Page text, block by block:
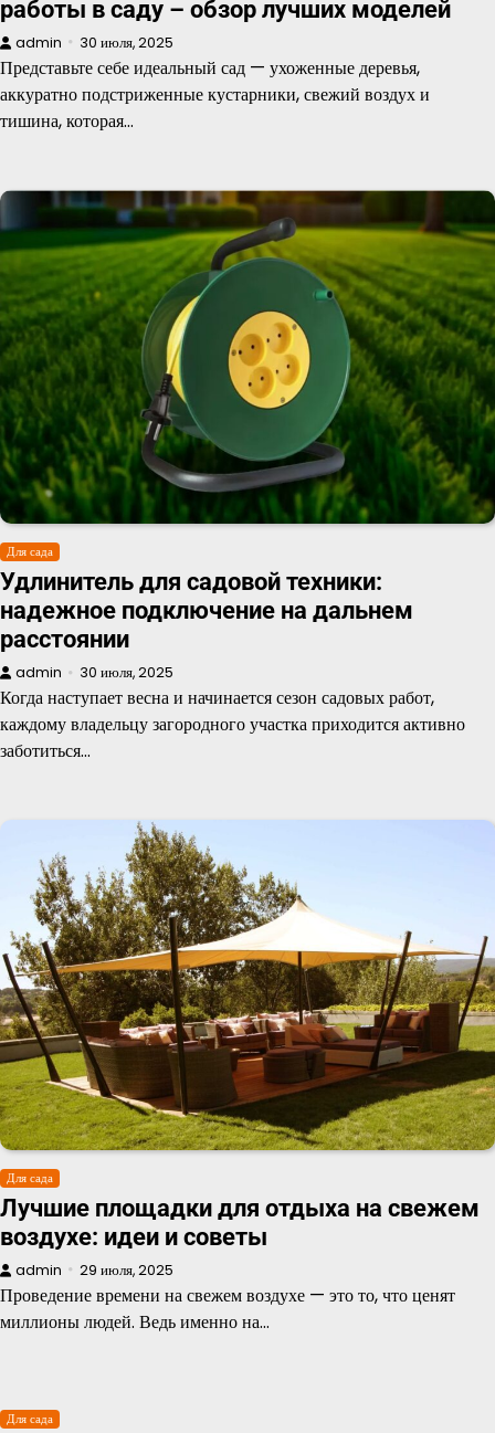
работы в саду – обзор лучших моделей
admin 30 июля, 2025
Представьте себе идеальный сад — ухоженные деревья,
аккуратно подстриженные кустарники, свежий воздух и
тишина, которая…
Для сада
Удлинитель для садовой техники:
надежное подключение на дальнем
расстоянии
admin 30 июля, 2025
Когда наступает весна и начинается сезон садовых работ,
каждому владельцу загородного участка приходится активно
заботиться…
Для сада
Лучшие площадки для отдыха на свежем
воздухе: идеи и советы
admin 29 июля, 2025
Проведение времени на свежем воздухе — это то, что ценят
миллионы людей. Ведь именно на…
Для сада